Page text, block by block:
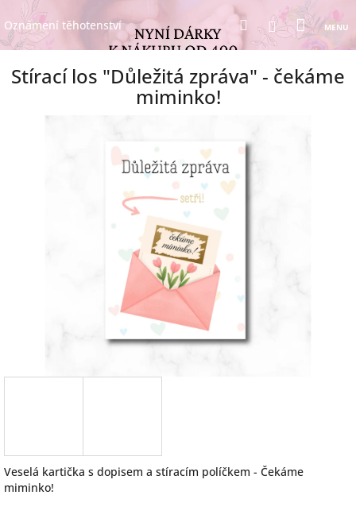
Přejít
na
obsah
Oznámení těhotenství HledatPřihlášení
košík
Stírací los "Důležitá zpráva" - čekáme
miminko!
Veselá kartička s dopisem a stíracím políčkem - Čekáme
miminko!